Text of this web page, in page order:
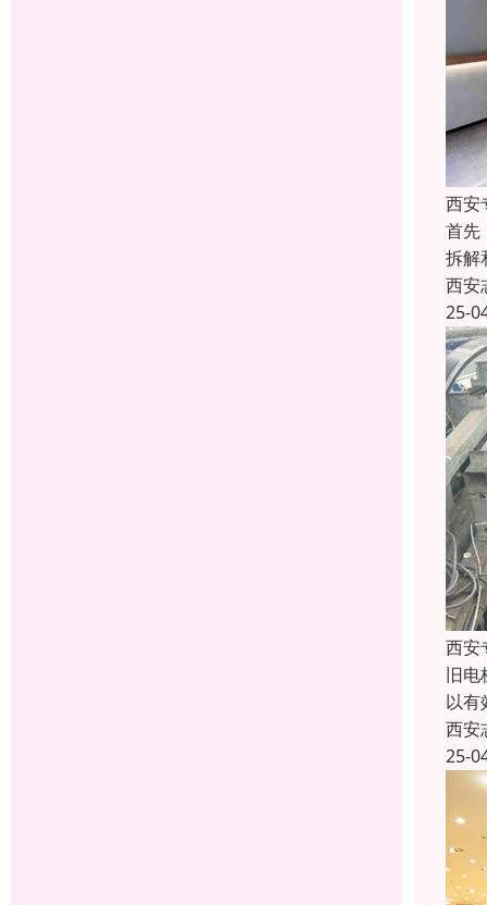
西安
首先
拆解
西安
25-
西安
旧电
以有
西安
25-